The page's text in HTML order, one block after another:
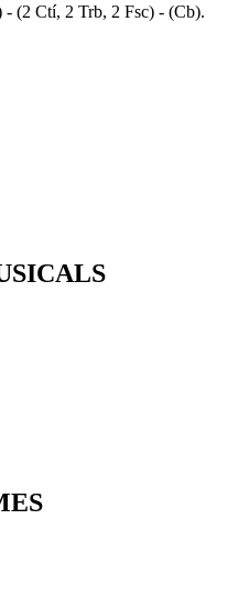
- (2 Ctí, 2 Trb, 2 Fsc) - (Cb).